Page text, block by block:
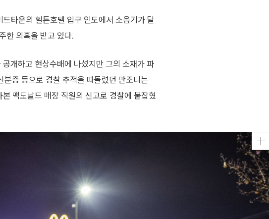
타운의 힐튼호텔 입구 인도에서 소음기가 달
한 의혹을 받고 있다.
개하고 현상수배에 나섰지만 그의 소재가 파
증 등으로 경찰 추적을 따돌렸던 만조니는
맥도날드 매장 직원의 신고로 경찰에 붙잡혔